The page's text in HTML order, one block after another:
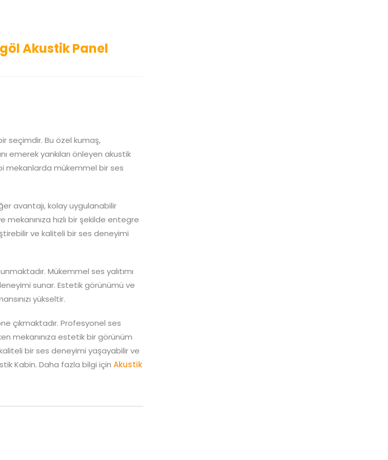
Akustik Panel
seçimdir. Bu özel kumaş,
emerek yankıları önleyen akustik
mekanlarda mükemmel bir ses
avantajı, kolay uygulanabilir
hızlı bir şekilde entegre
ve kaliteli bir ses deneyimi
Mükemmel ses yalıtımı
sunar. Estetik görünümü ve
yükseltir.
çıkmaktadır. Profesyonel ses
mekanınıza estetik bir görünüm
kaliteli bir ses deneyimi yaşayabilir ve
Kabin. Daha fazla bilgi için Akustik